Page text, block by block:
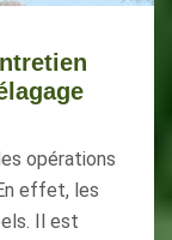
opérations
effet, les
Il est